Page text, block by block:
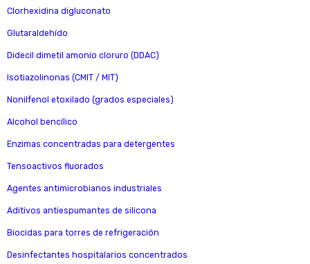
Clorhexidina digluconato
Glutaraldehído
Didecil dimetil amonio cloruro (DDAC)
Isotiazolinonas (CMIT / MIT)
Nonilfenol etoxilado (grados especiales)
Alcohol bencílico
Enzimas concentradas para detergentes
Tensoactivos fluorados
Agentes antimicrobianos industriales
Aditivos antiespumantes de silicona
Biocidas para torres de refrigeración
Desinfectantes hospitalarios concentrados